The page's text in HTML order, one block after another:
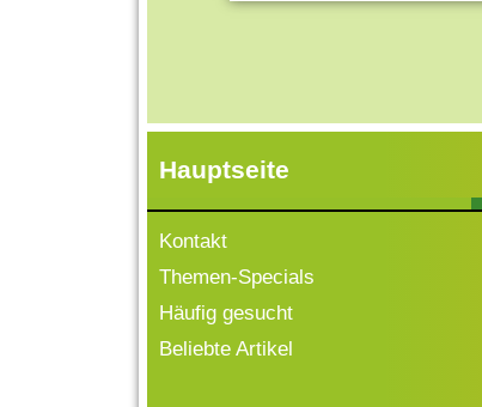
Hauptseite
Kontakt
Themen-Specials
Häufig gesucht
Beliebte Artikel